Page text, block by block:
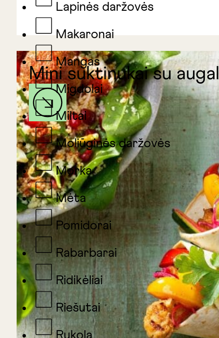
Lapinės daržovės
Makaronai
Mangas
Migdolai
Miltai
Moliūginės daržovės
Morka
Mėta
Pomidorai
Rabarbarai
Ridikėliai
Riešutai
Mini suktinukai su